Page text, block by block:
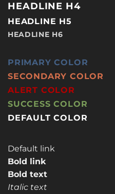
HEADLINE H4
HEADLINE H5
HEADLINE H6
PRIMARY COLOR
SECONDARY COLOR
ALERT COLOR
SUCCESS COLOR
DEFAULT COLOR
Default link
Bold link
Bold text
Italic text